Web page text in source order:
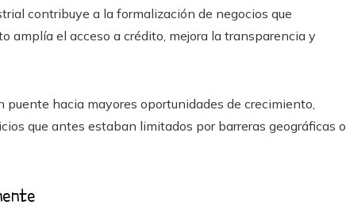
contribuye a la formalización de negocios que
amplía el acceso a crédito, mejora la transparencia y
hacia mayores oportunidades de crecimiento,
que antes estaban limitados por barreras geográficas o